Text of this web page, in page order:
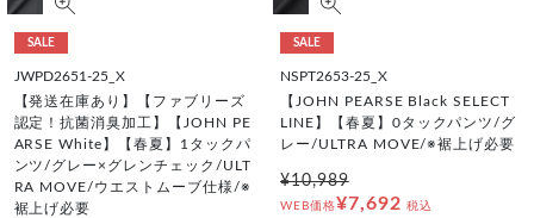
SALE
JWPD2651-25_X
【発送在庫あり】【ファブリーズ
認定！抗菌消臭加工】【JOHN PE
ARSE White】【春夏】1タックパ
ンツ/グレー×グレンチェック/ULT
RA MOVE/ウエストムーブ仕様/※
裾上げ必要
SALE
NSPT2653-25_X
【JOHN PEARSE Black SELECT
LINE】【春夏】0タックパンツ/グ
レー/ULTRA MOVE/※裾上げ必要
¥10,989
WEB価格¥7,692 税込